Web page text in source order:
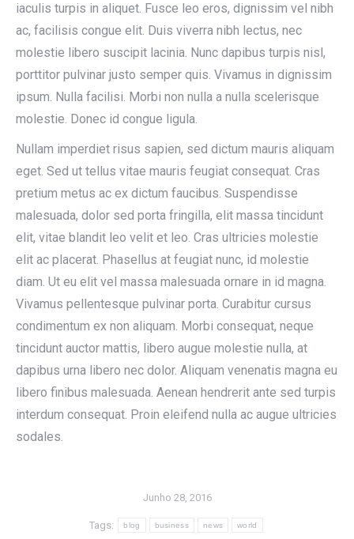
iaculis turpis in aliquet. Fusce leo eros, dignissim vel nibh
ac, facilisis congue elit. Duis viverra nibh lectus, nec
molestie libero suscipit lacinia. Nunc dapibus turpis nisl,
porttitor pulvinar justo semper quis. Vivamus in dignissim
ipsum. Nulla facilisi. Morbi non nulla a nulla scelerisque
molestie. Donec id congue ligula.
Nullam imperdiet risus sapien, sed dictum mauris aliquam
eget. Sed ut tellus vitae mauris feugiat consequat. Cras
pretium metus ac ex dictum faucibus. Suspendisse
malesuada, dolor sed porta fringilla, elit massa tincidunt
elit, vitae blandit leo velit et leo. Cras ultricies molestie
elit ac placerat. Phasellus at feugiat nunc, id molestie
diam. Ut eu elit vel massa malesuada ornare in id magna.
Vivamus pellentesque pulvinar porta. Curabitur cursus
condimentum ex non aliquam. Morbi consequat, neque
tincidunt auctor mattis, libero augue molestie nulla, at
dapibus urna libero nec dolor. Aliquam venenatis magna eu
libero finibus malesuada. Aenean hendrerit ante sed turpis
interdum consequat. Proin eleifend nulla ac augue ultricies
sodales.
Junho 28, 2016
Tags: blog business news world